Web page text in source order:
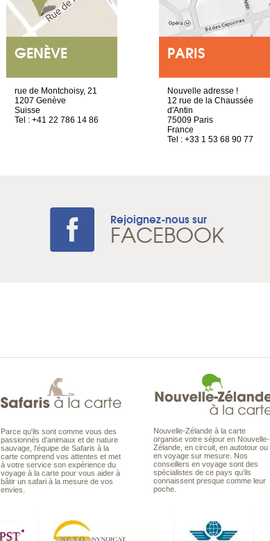
GENÈVE
rue de Montchoisy, 21
1207 Genève
Suisse
Tel : +41 22 786 14 86
PARIS
Nouvelle adresse !
12 rue de la Chaussée
d'Antin
75009 Paris
France
Tel : +33 1 53 68 90 77
Rejoignez-nous sur
FACEBOOK
Parce qu'ils sont comme vous des
passionnés d’animaux et de nature
sauvage, l'équipe de Safaris à la
carte comprend vos attentes et met
à votre service son expérience du
voyage à la carte pour vous aider à
bâtir un safari à la mesure de vos
envies.
Nouvelle-Zélande à la carte
organise votre séjour en Nouvelle-
Zélande, en circuit, en autotour ou
en voyage sur mesure. Nos
conseillers en voyage sont des
spécialistes de ce pays qu’ils
connaissent presque comme leur
poche.